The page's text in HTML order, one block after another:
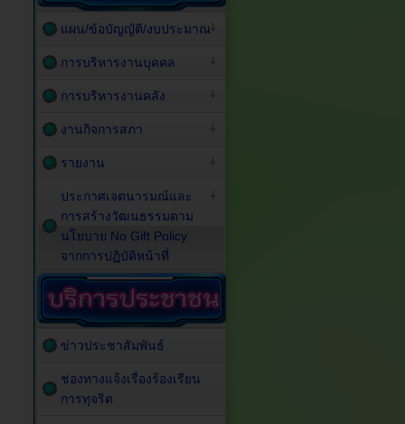
แผน/ข้อบัญญัติ/งบประมาณ
การบริหารงานบุคคล
การบริหารงานคลัง
งานกิจการสภา
รายงาน
ประกาศเจตนารมณ์และ
การสร้างวัฒนธรรมตาม
นโยบาย No Gift Policy
จากการปฏิบัติหน้าที่
ข่าวประชาสัมพันธ์
ช่องทางแจ้งเรื่องร้องเรียน
การทุจริต